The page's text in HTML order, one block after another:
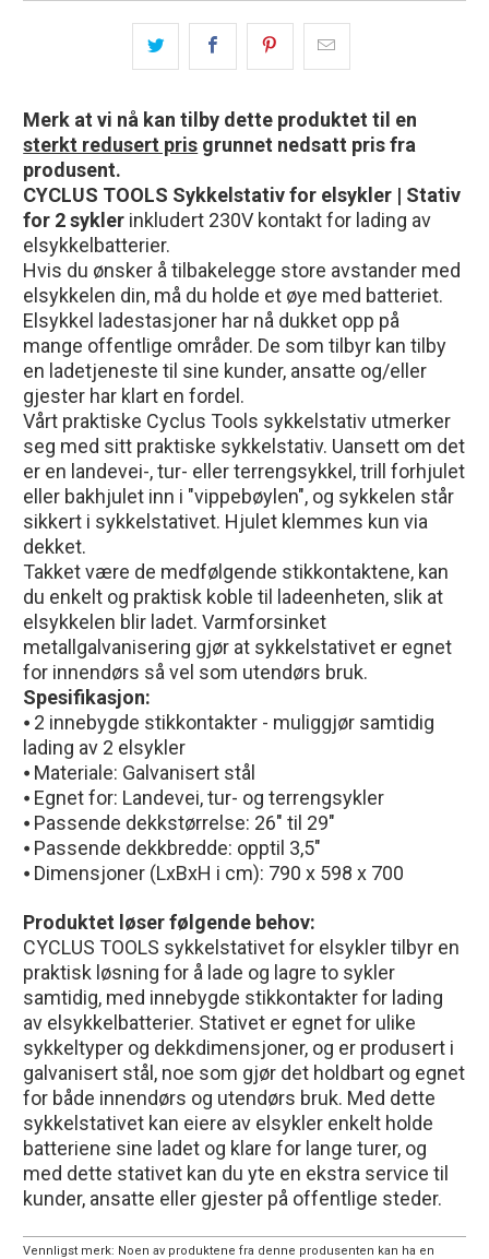
Merk at vi nå kan tilby dette produktet til en
sterkt redusert pris grunnet nedsatt pris fra
produsent.
CYCLUS TOOLS Sykkelstativ for elsykler | Stativ
for 2 sykler inkludert 230V kontakt for lading av
elsykkelbatterier.
Hvis du ønsker å tilbakelegge store avstander med
elsykkelen din, må du holde et øye med batteriet.
Elsykkel ladestasjoner har nå dukket opp på
mange offentlige områder. De som tilbyr kan tilby
en ladetjeneste til sine kunder, ansatte og/eller
gjester har klart en fordel.
Vårt praktiske Cyclus Tools sykkelstativ utmerker
seg med sitt praktiske sykkelstativ. Uansett om det
er en landevei-, tur- eller terrengsykkel, trill forhjulet
eller bakhjulet inn i "vippebøylen", og sykkelen står
sikkert i sykkelstativet. Hjulet klemmes kun via
dekket.
Takket være de medfølgende stikkontaktene, kan
du enkelt og praktisk koble til ladeenheten, slik at
elsykkelen blir ladet. Varmforsinket
metallgalvanisering gjør at sykkelstativet er egnet
for innendørs så vel som utendørs bruk.
Spesifikasjon:
⦁ 2 innebygde stikkontakter - muliggjør samtidig
lading av 2 elsykler
⦁ Materiale: Galvanisert stål
⦁ Egnet for: Landevei, tur- og terrengsykler
⦁ Passende dekkstørrelse: 26" til 29"
⦁ Passende dekkbredde: opptil 3,5"
⦁ Dimensjoner (LxBxH i cm): 790 x 598 x 700
Produktet løser følgende behov:
CYCLUS TOOLS sykkelstativet for elsykler tilbyr en
praktisk løsning for å lade og lagre to sykler
samtidig, med innebygde stikkontakter for lading
av elsykkelbatterier. Stativet er egnet for ulike
sykkeltyper og dekkdimensjoner, og er produsert i
galvanisert stål, noe som gjør det holdbart og egnet
for både innendørs og utendørs bruk. Med dette
sykkelstativet kan eiere av elsykler enkelt holde
batteriene sine ladet og klare for lange turer, og
med dette stativet kan du yte en ekstra service til
kunder, ansatte eller gjester på offentlige steder.
Vennligst merk: Noen av produktene fra denne produsenten kan ha en